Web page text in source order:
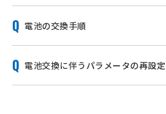
電池の交換手順
電池交換に伴うパラメータの再設定